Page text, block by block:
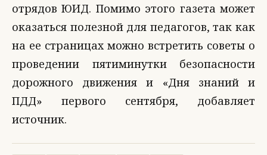
отрядов ЮИД. Помимо этого газета может
оказаться полезной для педагогов, так как
на ее страницах можно встретить советы о
проведении пятиминутки безопасности
дорожного движения и «Дня знаний и
ПДД» первого сентября, добавляет
источник.